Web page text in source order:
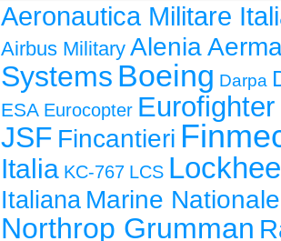
Aeronautica Militare
Airbus Military Alenia
Systems Boeing Darpa
ESA Eurocopter
JSF Fincantieri
Italia KC-767 LCS
Italiana Marine Nationale
Northrop Grumman